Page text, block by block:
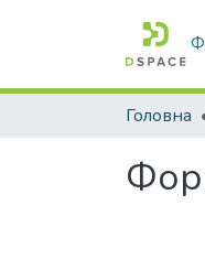
Головна